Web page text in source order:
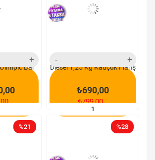
Bar Diesel 1,25 Kg Kauçuk Flanş
₺690,00
₺799,00
SEPETE EKLE
yeni
ürün
%21 %28